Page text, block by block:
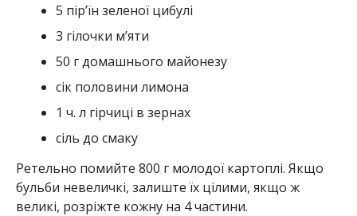
5 пір’їн зеленої цибулі
3 гілочки м’яти
50 г домашнього майонезу
сік половини лимона
1 ч. л гірчиці в зернах
сіль до смаку
Ретельно помийте 800 г молодої картоплі. Якщо
бульби невеличкі, залиште їх цілими, якщо ж
великі, розріжте кожну на 4 частини.